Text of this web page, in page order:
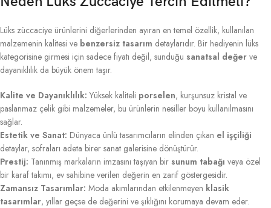
Lüks züccaciye ürünlerini diğerlerinden ayıran en temel özellik, kullanılan
malzemenin kalitesi ve benzersiz tasarım detaylarıdır. Bir hediyenin lüks
kategorisine girmesi için sadece fiyatı değil, sunduğu sanatsal değer ve
dayanıklılık da büyük önem taşır.
Kalite ve Dayanıklılık: Yüksek kaliteli porselen, kurşunsuz kristal ve
paslanmaz çelik gibi malzemeler, bu ürünlerin nesiller boyu kullanılmasını
sağlar.
Estetik ve Sanat: Dünyaca ünlü tasarımcıların elinden çıkan el işçiliği
detaylar, sofraları adeta birer sanat galerisine dönüştürür.
Prestij: Tanınmış markaların imzasını taşıyan bir sunum tabağı veya özel
bir karaf takımı, ev sahibine verilen değerin en zarif göstergesidir.
Zamansız Tasarımlar: Moda akımlarından etkilenmeyen klasik
tasarımlar, yıllar geçse de değerini ve şıklığını korumaya devam eder.